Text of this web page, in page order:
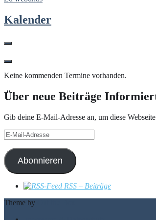
Kalender
Keine kommenden Termine vorhanden.
Über neue Beiträge
Gib deine E-Mail-Adresse an, um diese
E-
Mail-
Adresse
Abonnieren
RSS – Beiträge
Theme by